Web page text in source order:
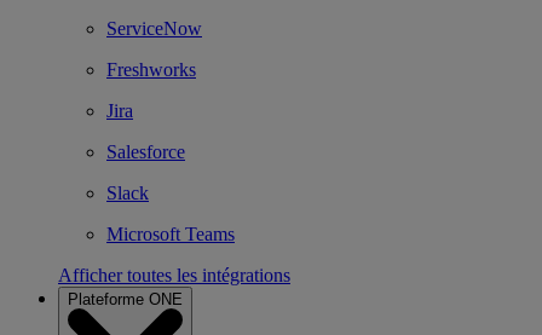
ServiceNow
Freshworks
Jira
Salesforce
Slack
Microsoft Teams
Afficher toutes les intégrations
Plateforme ONE